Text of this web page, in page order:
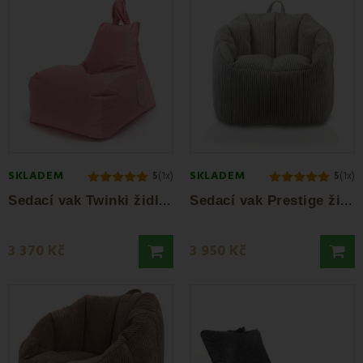
SKLADEM 5(1x)
S
edací vak Twinki židle růžová EMI
3 370 Kč
SKLADEM 5(1x)
S
edací vak Prestige židle šedá EMI
3 950 Kč